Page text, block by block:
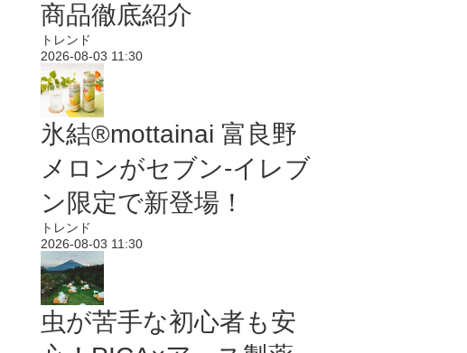
商品徹底紹介
トレンド
2026-08-03 11:30
氷結®mottainai 富良野
メロンがセブン‐イレブ
ン限定で新登場！
トレンド
2026-08-03 11:30
虫が苦手な初心者も安